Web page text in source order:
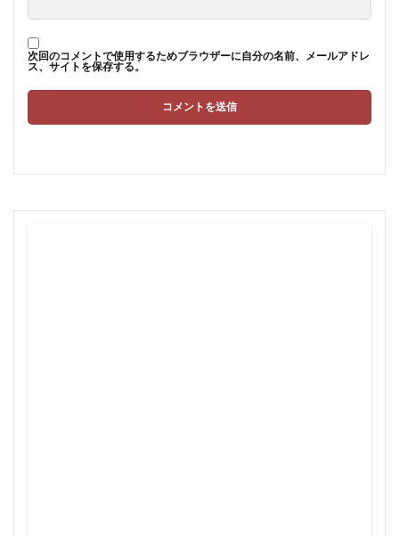
次回のコメントで使用するためブラウザーに自分の名前、メールアドレ
ス、サイトを保存する。